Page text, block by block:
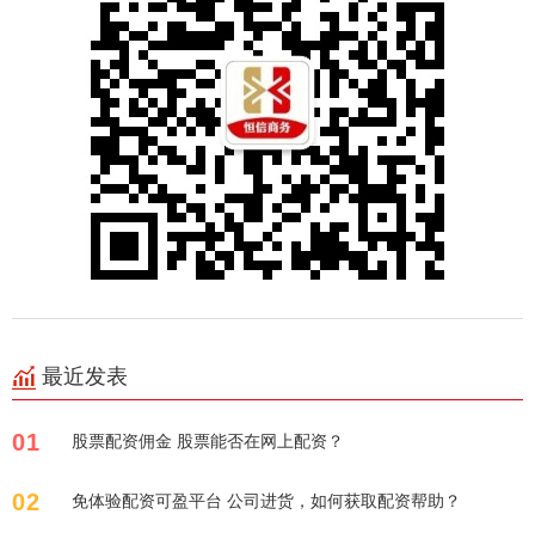
最近发表
01 股票配资佣金 股票能否在网上配资？
02 免体验配资可盈平台 公司进货，如何获取配资帮助？